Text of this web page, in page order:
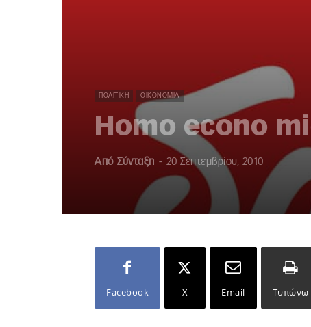
ΠΟΛΙΤΙΚΉ ΟΙΚΟΝΟΜΊΑ
Homo econo
Από Σύνταξη - 20 Σεπτεμβρίου, 2010
Facebook X Email Τυπώνω